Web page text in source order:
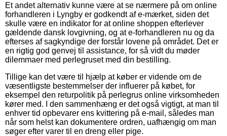
Et andet alternativ kunne være at se nærmere på om online
forhandleren i Lyngby er godkendt af e-mærket, siden det
skulle være en indikator for at online shoppen efterlever
gældende dansk lovgivning, og at e-forhandleren nu og da
efterses af sagkyndige der forstår lovene på området. Det er
en rigtig god genvej til assistance, for så vidt du møder
dilemmaer med perlegruset med din bestilling.
Tillige kan det være til hjælp at køber er vidende om de
væsentligste bestemmelser der influerer på købet, for
eksempel den returpolitik på perlegrus online virksomheden
kører med. I den sammenhæng er det også vigtigt, at man til
enhver tid opbevarer ens kvittering på e-mail, således man
når som helst kan dokumentere ordren, uafhængig om man
søger efter varer til en dreng eller pige.